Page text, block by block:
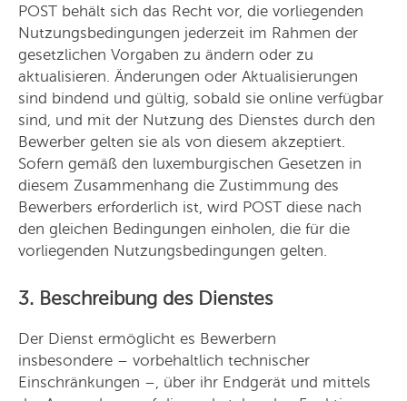
POST behält sich das Recht vor, die vorliegenden
Nutzungsbedingungen jederzeit im Rahmen der
gesetzlichen Vorgaben zu ändern oder zu
aktualisieren. Änderungen oder Aktualisierungen
sind bindend und gültig, sobald sie online verfügbar
sind, und mit der Nutzung des Dienstes durch den
Bewerber gelten sie als von diesem akzeptiert.
Sofern gemäß den luxemburgischen Gesetzen in
diesem Zusammenhang die Zustimmung des
Bewerbers erforderlich ist, wird POST diese nach
den gleichen Bedingungen einholen, die für die
vorliegenden Nutzungsbedingungen gelten.
3. Beschreibung des Dienstes
Der Dienst ermöglicht es Bewerbern
insbesondere – vorbehaltlich technischer
Einschränkungen –, über ihr Endgerät und mittels